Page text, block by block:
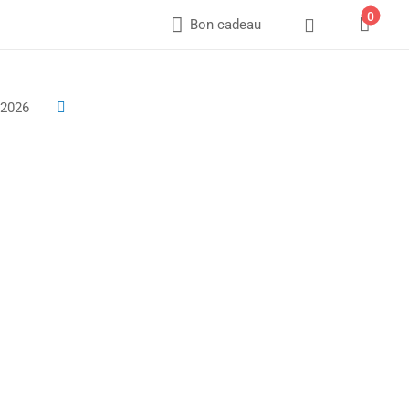
 Bon cadeau  0
